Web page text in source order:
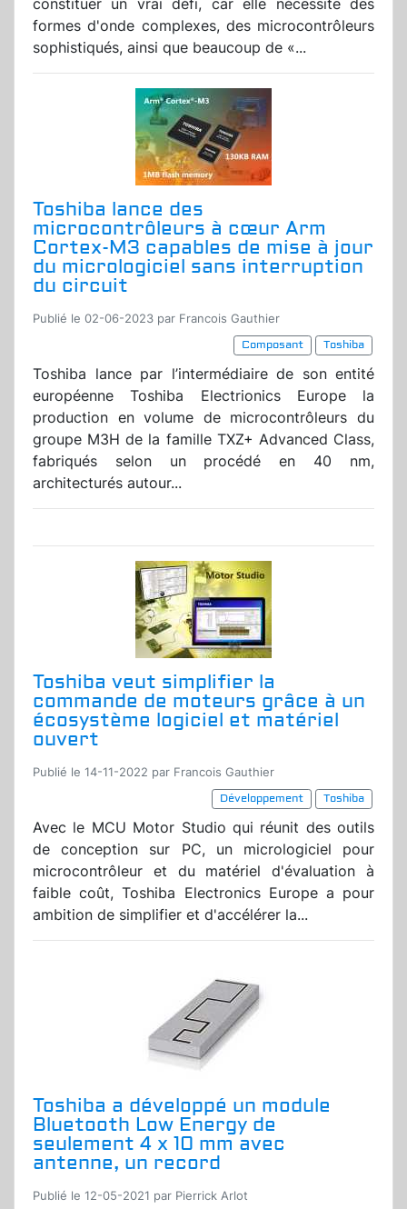
constituer un vrai défi, car elle nécessite des
formes d'onde complexes, des microcontrôleurs
sophistiqués, ainsi que beaucoup de «...
Toshiba lance des
microcontrôleurs à cœur Arm
Cortex-M3 capables de mise à jour
du micrologiciel sans interruption
du circuit
Publié le 02-06-2023 par Francois Gauthier
Composant
Toshiba
Toshiba lance par l’intermédiaire de son entité
européenne Toshiba Electrionics Europe la
production en volume de microcontrôleurs du
groupe M3H de la famille TXZ+ Advanced Class,
fabriqués selon un procédé en 40 nm,
architecturés autour...
Toshiba veut simplifier la
commande de moteurs grâce à un
écosystème logiciel et matériel
ouvert
Publié le 14-11-2022 par Francois Gauthier
Développement
Toshiba
Avec le MCU Motor Studio qui réunit des outils
de conception sur PC, un micrologiciel pour
microcontrôleur et du matériel d'évaluation à
faible coût, Toshiba Electronics Europe a pour
ambition de simplifier et d'accélérer la...
Toshiba a développé un module
Bluetooth Low Energy de
seulement 4 x 10 mm avec
antenne, un record
Publié le 12-05-2021 par Pierrick Arlot